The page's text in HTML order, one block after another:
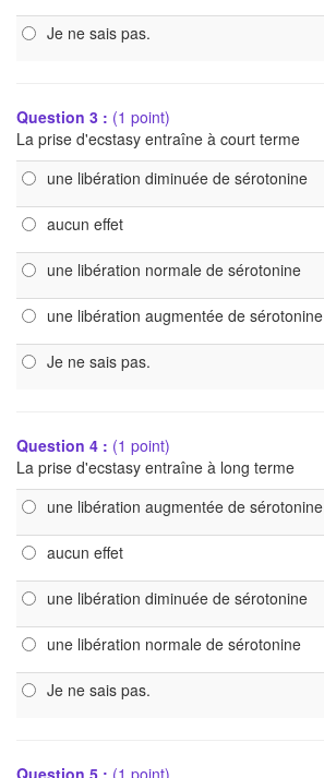
Je ne sais pas.
Question 3 : (1 point)
La prise d'ecstasy entraîne à court terme
une libération diminuée de sérotonine
aucun effet
une libération normale de sérotonine
une libération augmentée de sérotonine
Je ne sais pas.
Question 4 : (1 point)
La prise d'ecstasy entraîne à long terme
une libération augmentée de sérotonine
aucun effet
une libération diminuée de sérotonine
une libération normale de sérotonine
Je ne sais pas.